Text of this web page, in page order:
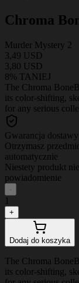
Chroma
Murder Mystery 2
3,49 USD
3,80 USD
8% TANIEJ
The Chroma
its color-shifting,
for any serious
Gwarancja dostawy
Otrzymasz
automatycznie
Niestety produkt
powiadomienie
-
1
+
Dodaj do koszyka
The Chroma
its color-shifting,